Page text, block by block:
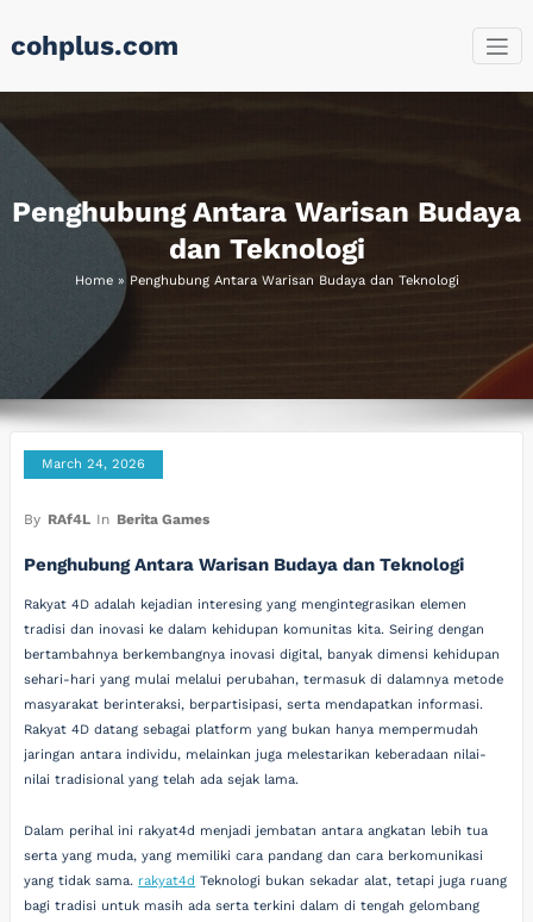
cohplus.com
Penghubung Antara Warisan Budaya
dan Teknologi
Home» Penghubung Antara Warisan Budaya dan Teknologi
March 24, 2026
By RAf4L In Berita Games
Penghubung Antara Warisan Budaya dan Teknologi
Rakyat 4D adalah kejadian interesing yang mengintegrasikan elemen
tradisi dan inovasi ke dalam kehidupan komunitas kita. Seiring dengan
bertambahnya berkembangnya inovasi digital, banyak dimensi kehidupan
sehari-hari yang mulai melalui perubahan, termasuk di dalamnya metode
masyarakat berinteraksi, berpartisipasi, serta mendapatkan informasi.
Rakyat 4D datang sebagai platform yang bukan hanya mempermudah
jaringan antara individu, melainkan juga melestarikan keberadaan nilai-
nilai tradisional yang telah ada sejak lama.
Dalam perihal ini rakyat4d menjadi jembatan antara angkatan lebih tua
serta yang muda, yang memiliki cara pandang dan cara berkomunikasi
yang tidak sama. rakyat4d Teknologi bukan sekadar alat, tetapi juga ruang
bagi tradisi untuk masih ada serta terkini dalam di tengah gelombang